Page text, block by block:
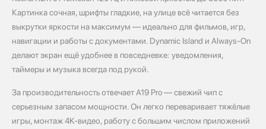
Картинка сочная, шрифты гладкие, на улице всё читается без
выкрутки яркости на максимум — идеально для фильмов, игр,
навигации и работы с документами. Dynamic Island и Always‑On
делают экран ещё удобнее в повседневке: уведомления,
таймеры и музыка всегда под рукой.
За производительность отвечает A19 Pro — свежий чип с
серьезным запасом мощности. Он легко переваривает тяжёлые
игры, монтаж 4K‑видео, работу с большим числом приложений